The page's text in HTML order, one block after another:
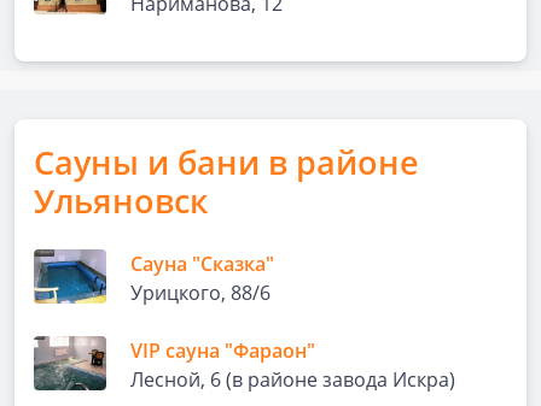
Сауны и бани в районе
Ульяновск
Сауна "Сказка"
Урицкого, 88/6
VIP сауна "Фараон"
Лесной, 6 (в районе завода Искра)